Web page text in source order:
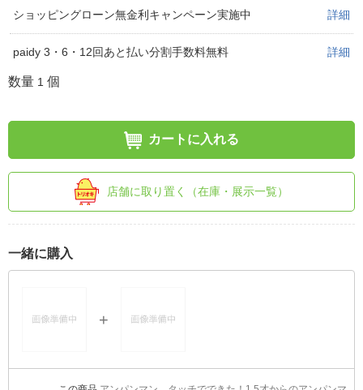
ショッピングローン無金利キャンペーン実施中 詳細
paidy 3・6・12回あと払い分割手数料無料 詳細
数量 1 個
カートに入れる
店舗に取り置く（在庫・展示一覧）
一緒に購入